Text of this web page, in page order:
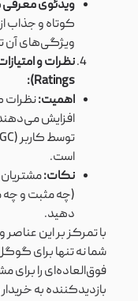
ویدئوی
کوتاه و جذاب
ویژگی‌های آن
Ratings):
اهمیت:نظرات
افزایش
است.
نکات:
(چه مثبت و چه
دهید.
با تمرکز بر این
شما نه تنها برای
فوق‌العاده‌ای را برای
بازدیدکننده به